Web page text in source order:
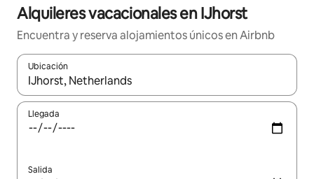
Alquileres vacacionales en IJhorst
Encuentra y reserva alojamientos únicos en Airbnb
Ubicación
Cuando los resultados estén disponibles, navega con las
Llegada
Salida